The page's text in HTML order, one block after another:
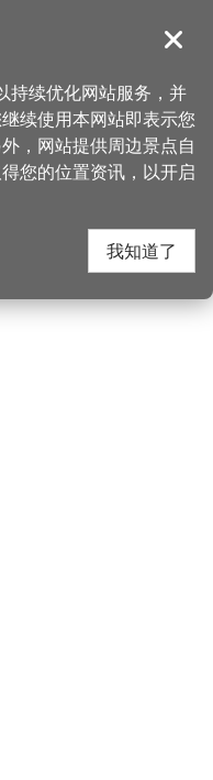
導覽
旅馆(2星)
馆(2
关闭
持续优化网站服务，并
续使用本网站即表示您
，网站提供周边景点自
您的位置资讯，以开启
我知道了